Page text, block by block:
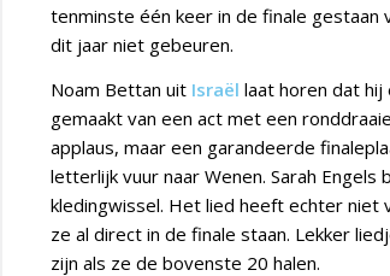
tenminste één keer in de finale gestaan
dit jaar niet gebeuren.
Noam Bettan uit Israël laat horen dat hij
gemaakt van een act met een
applaus, maar een garandeerde
letterlijk vuur naar Wenen. Sarah
kledingwissel. Het lied heeft echter
ze al direct in de finale staan. Lekker
zijn als ze de bovenste 20 halen.